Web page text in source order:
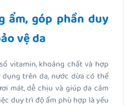
ẩm, góp phần duy
vệ da
vitamin, khoáng chất và hợp
trên da, nước dừa có thể
mát, dễ chịu và giúp da cảm
duy trì độ ẩm phù hợp là yếu